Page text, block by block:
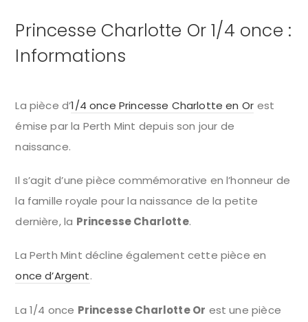
Princesse Charlotte Or 1/4 once :
Informations
La pièce d’1/4 once Princesse Charlotte en Or est
émise par la Perth Mint depuis son jour de
naissance.
Il s’agit d’une pièce commémorative en l’honneur de
la famille royale pour la naissance de la petite
dernière, la Princesse Charlotte.
La Perth Mint décline également cette pièce en
once d’Argent.
La 1/4 once Princesse Charlotte Or est une pièce